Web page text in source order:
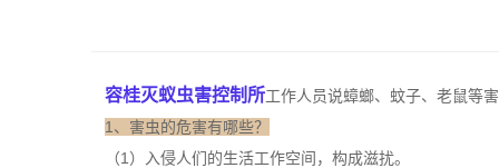
容桂灭蚁虫害控制所工作人员说蟑螂、蚊子、老鼠等
1、害虫的危害有哪些？
（1）入侵人们的生活工作空间，构成滋扰。